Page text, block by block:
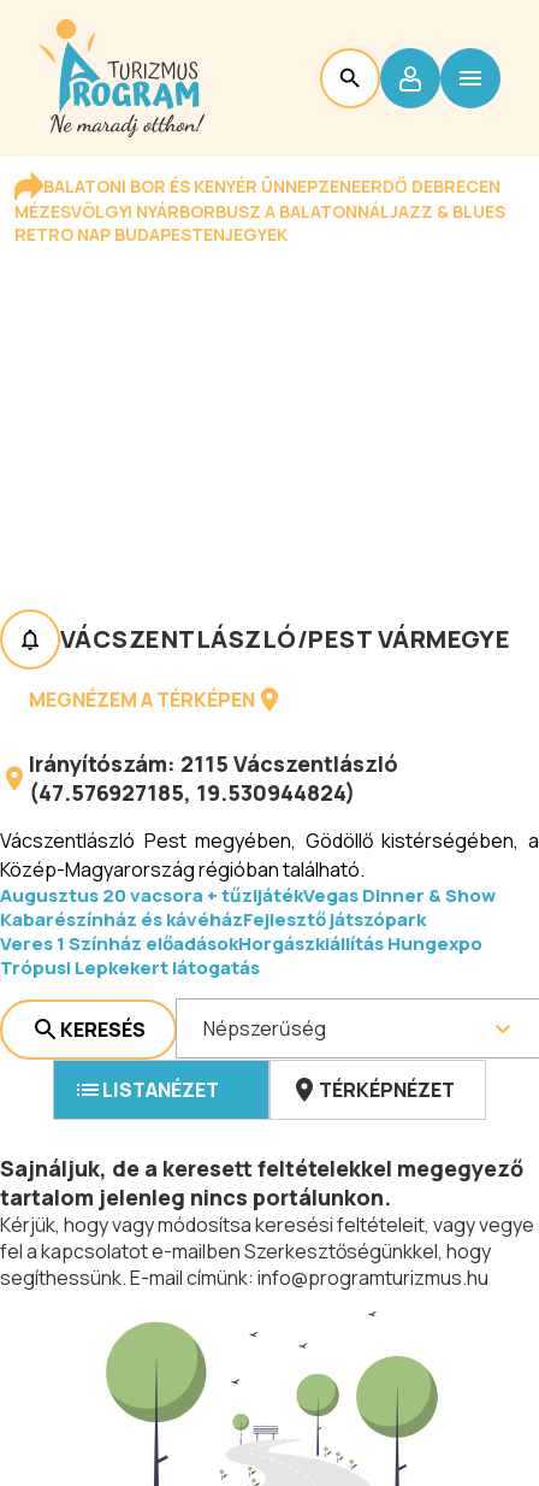
BALATONI BOR ÉS KENYÉR ÜNNEPZENEERDŐ DEBRECEN
MÉZESVÖLGYI NYÁRBORBUSZ A BALATONNÁLJAZZ & BLUES
RETRO NAP BUDAPESTENJEGYEK
VÁCSZENTLÁSZLÓ/PEST VÁRMEGYE
MEGNÉZEM A TÉRKÉPEN
Irányítószám: 2115Vácszentlászló
(47.576927185, 19.530944824)
Vácszentlászló Pest megyében, Gödöllő kistérségében, a
Közép-Magyarország régióban található.
Augusztus 20 vacsora + tűzijátékVegas Dinner & Show
Kabarészínház és kávéházFejlesztő játszópark
Veres 1 Színház előadásokHorgászkiállítás Hungexpo
Trópusi Lepkekert látogatás
KERESÉS Népszerűség
LISTANÉZET TÉRKÉPNÉZET
Sajnáljuk, de a keresett feltételekkel megegyező
tartalom jelenleg nincs portálunkon.
Kérjük, hogy vagy módosítsa keresési feltételeit, vagy vegye
fel a kapcsolatot e-mailben Szerkesztőségünkkel, hogy
segíthessünk. E-mail címünk: info@programturizmus.hu